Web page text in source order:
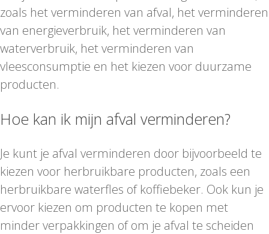
zoals het verminderen van afval, het verminderen
van energieverbruik, het verminderen van
waterverbruik, het verminderen van
vleesconsumptie en het kiezen voor duurzame
producten.
Hoe kan ik mijn afval verminderen?
Je kunt je afval verminderen door bijvoorbeeld te
kiezen voor herbruikbare producten, zoals een
herbruikbare waterfles of koffiebeker. Ook kun je
ervoor kiezen om producten te kopen met
minder verpakkingen of om je afval te scheiden